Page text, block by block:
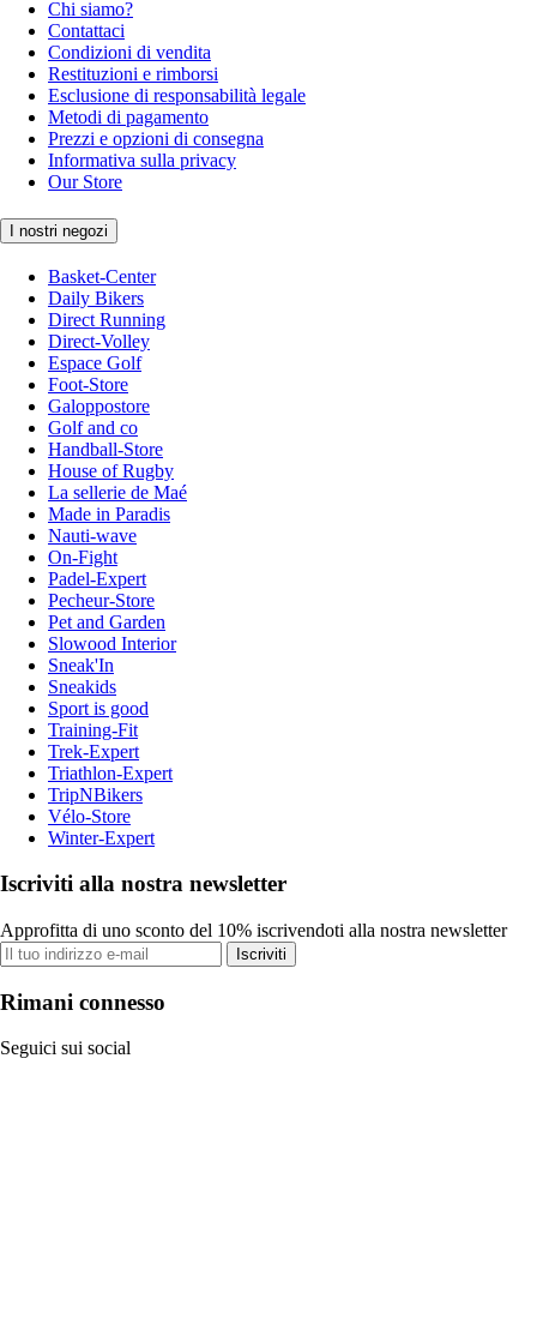
Chi siamo?
Contattaci
Condizioni di vendita
Restituzioni e rimborsi
Esclusione di responsabilità legale
Metodi di pagamento
Prezzi e opzioni di consegna
Informativa sulla privacy
Our Store
I nostri negozi
Basket-Center
Daily Bikers
Direct Running
Direct-Volley
Espace Golf
Foot-Store
Galoppostore
Golf and co
Handball-Store
House of Rugby
La sellerie de Maé
Made in Paradis
Nauti-wave
On-Fight
Padel-Expert
Pecheur-Store
Pet and Garden
Slowood Interior
Sneak'In
Sneakids
Sport is good
Training-Fit
Trek-Expert
Triathlon-Expert
TripNBikers
Vélo-Store
Winter-Expert
Iscriviti alla nostra newsletter
Approfitta di uno sconto del 10% iscrivendoti alla nostra newsletter
Iscriviti
Rimani connesso
Seguici sui social